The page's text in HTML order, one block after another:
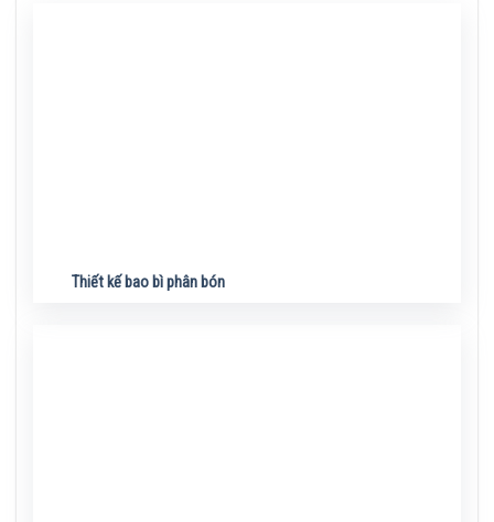
Thiết kế bao bì phân bón